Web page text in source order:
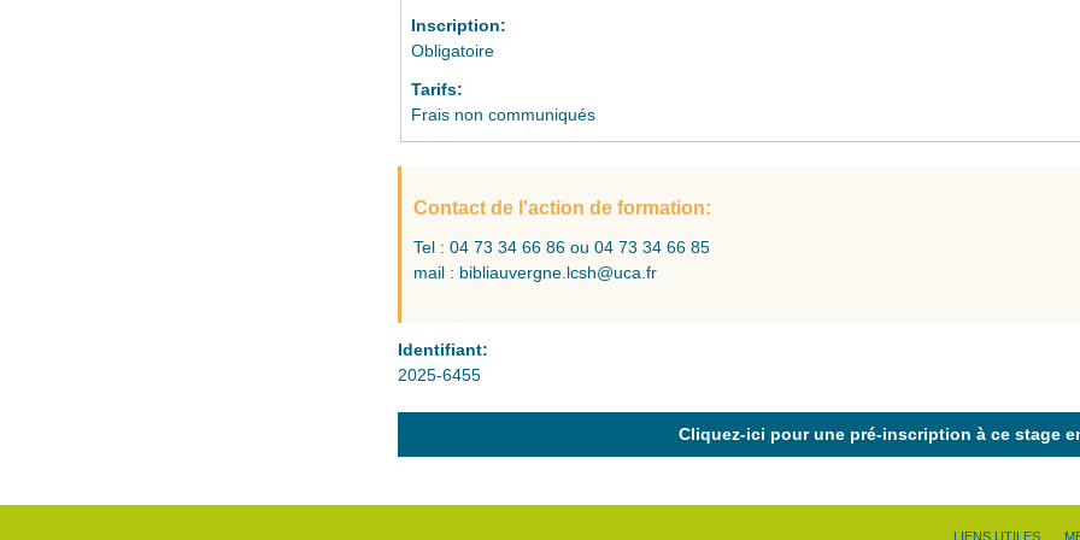
Inscription:
Obligatoire
Tarifs:
Frais non communiqués
Contact de l'action de formation:
Tel : 04 73 34 66 86 ou 04 73 34 66 85
mail : bibliauvergne.lcsh@uca.fr
Identifiant:
2025-6455
Cliquez-ici pour une pré-inscription à ce stage
LIENS UTILES